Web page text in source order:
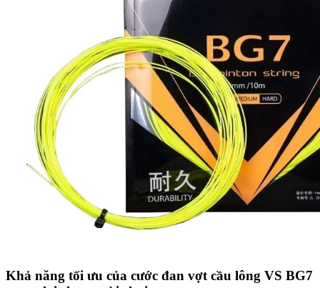
Khả năng tối ưu của cước đan vợt cầu lông VS BG7